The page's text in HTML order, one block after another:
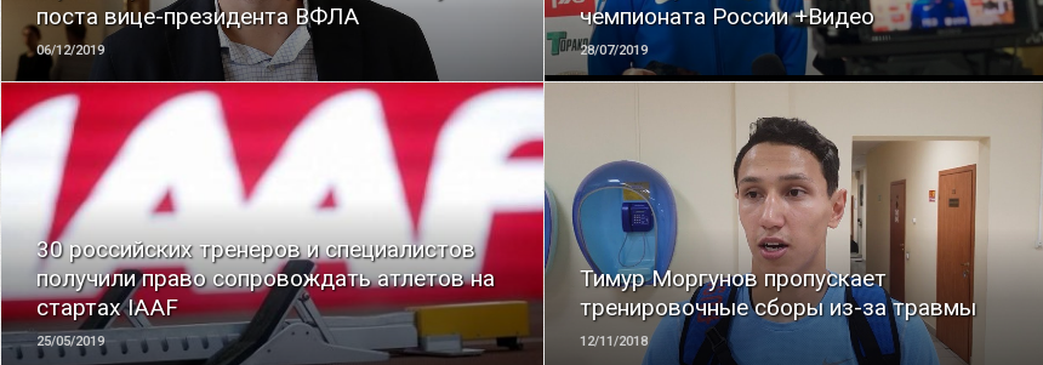
поста вице-президента ВФЛА
06/12/2019
чемпионата России +Видео
28/07/2019
30 российских тренеров и специалистов
получили право сопровождать атлетов на
стартах IAAF
25/05/2019
ЧИТАТЬ
Тимур Моргунов пропускает
тренировочные сборы из-за травмы
12/11/2018
ЧИТАТЬ